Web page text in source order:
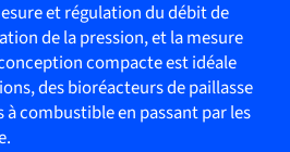
et régulation du débit de
de la pression, et la mesure
compacte est idéale
des bioréacteurs de paillasse
combustible en passant par les